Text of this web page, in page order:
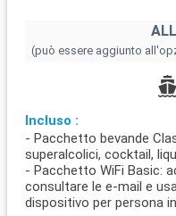
(può essere aggiunto
Incluso :
- Pacchetto bevande
superalcolici, cocktail,
- Pacchetto WiFi Basic:
consultare le e-mail e
dispositivo per persona